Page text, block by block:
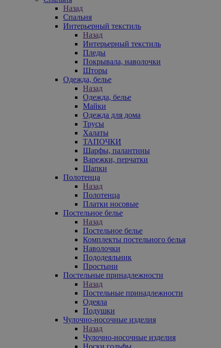
Назад
Спальня
Интерьерный текстиль
Назад
Интерьерный текстиль
Пледы
Покрывала, наволочки
Шторы
Одежда, белье
Назад
Одежда, белье
Майки
Одежда для дома
Трусы
Халаты
ТАПОЧКИ
Шарфы, палантины
Варежки, перчатки
Шапки
Полотенца
Назад
Полотенца
Платки носовые
Постельное белье
Назад
Постельное белье
Комплекты постельного белья
Наволочки
Пододеяльник
Простыни
Постельные принадлежности
Назад
Постельные принадлежности
Одеяла
Подушки
Чулочно-носочные изделия
Назад
Чулочно-носочные изделия
Носки,гольфы